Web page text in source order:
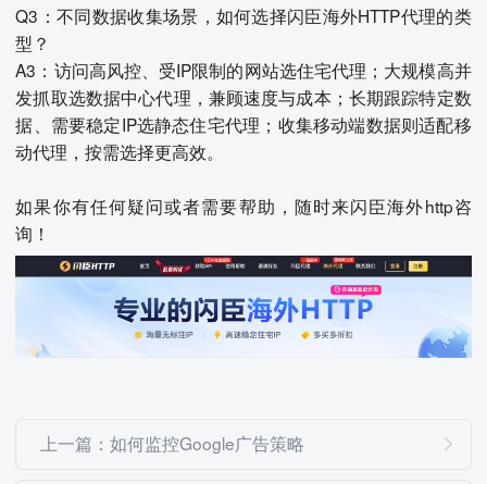
Q3：不同数据收集场景，如何选择闪臣海外HTTP代理的类
型？
A3：访问高风控、受IP限制的网站选住宅代理；大规模高并
发抓取选数据中心代理，兼顾速度与成本；长期跟踪特定数
据、需要稳定IP选静态住宅代理；收集移动端数据则适配移
动代理，按需选择更高效。
如果你有任何疑问或者需要帮助，随时来闪臣海外http咨
询！
上一篇：如何监控Google广告策略